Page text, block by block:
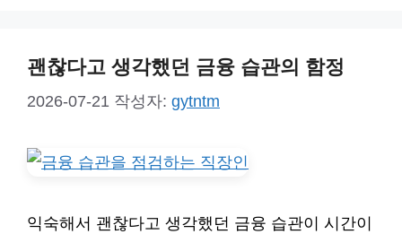
괜찮다고 생각했던 금융 습관의 함정
2026-07-21 작성자: gytntm
익숙해서 괜찮다고 생각했던 금융 습관이 시간이